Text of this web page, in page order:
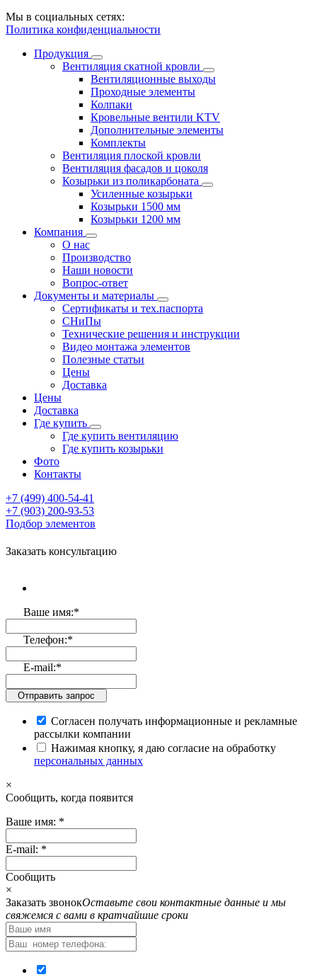
Мы в социальных сетях:
Политика конфиденциальности
Продукция
Вентиляция скатной кровли
Вентиляционные выходы
Проходные элементы
Колпаки
Кровельные вентили KTV
Дополнительные элементы
Комплекты
Вентиляция плоской кровли
Вентиляция фасадов и цоколя
Козырьки из поликарбоната
Усиленные козырьки
Козырьки 1500 мм
Козырьки 1200 мм
Компания
О нас
Производство
Наши новости
Вопрос-ответ
Документы и материалы
Сертификаты и тех.паспорта
СНиПы
Технические решения и инструкции
Видео монтажа элементов
Полезные статьи
Цены
Доставка
Цены
Доставка
Где купить
Где купить вентиляцию
Где купить козырьки
Фото
Контакты
+7 (499) 400-54-41
+7 (903) 200-93-53
Подбор элементов
Заказать консультацию
Ваше имя:*
Телефон:*
E-mail:*
Отправить запрос
Согласен получать информационные и рекламные
рассылки компании
Нажимая кнопку, я даю согласие на обработку
персональных данных
×
Cообщить, когда появится
Ваше имя: *
E-mail: *
Cообщить
×
Заказать звонокОставьте свои контактные данные и мы
свяжемся с вами в кратчайшие сроки